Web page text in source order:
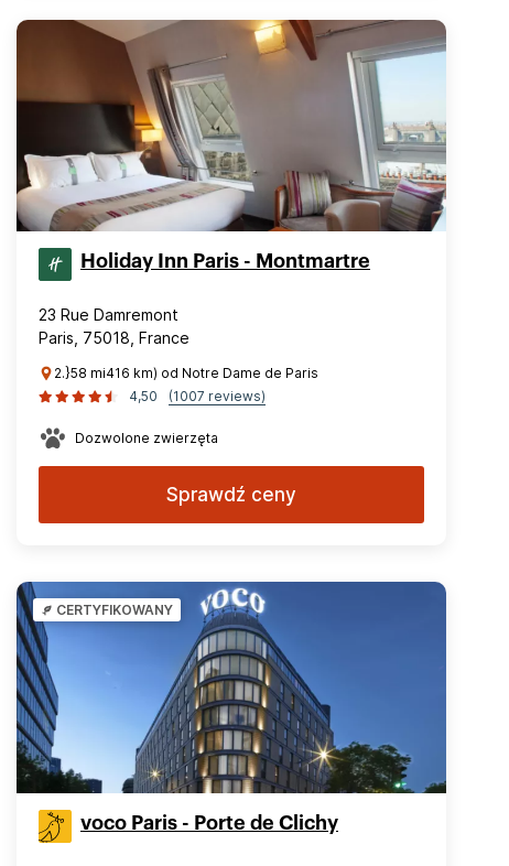
Holiday Inn Paris - Montmartre
23 Rue Damremont
Paris, 75018, France
2.}58 mi416 km) od Notre Dame de Paris
4,50
(1007 reviews)
Dozwolone zwierzęta
Sprawdź ceny
CERTYFIKOWANY
voco Paris - Porte de Clichy